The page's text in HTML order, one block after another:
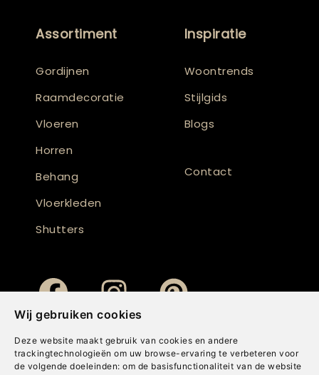
Wij gebruiken cookies
Deze website maakt gebruik van cookies en andere
trackingtechnologieën om uw browse-ervaring te verbeteren voor
de volgende doeleinden: om de basisfunctionaliteit van de website
Assortiment
Gordijnen
Raamdecoratie
Vloeren
Horren
Behang
Vloerkleden
Shutters
Inspiratie
Woontrends
Stijlgids
Blogs
Contact